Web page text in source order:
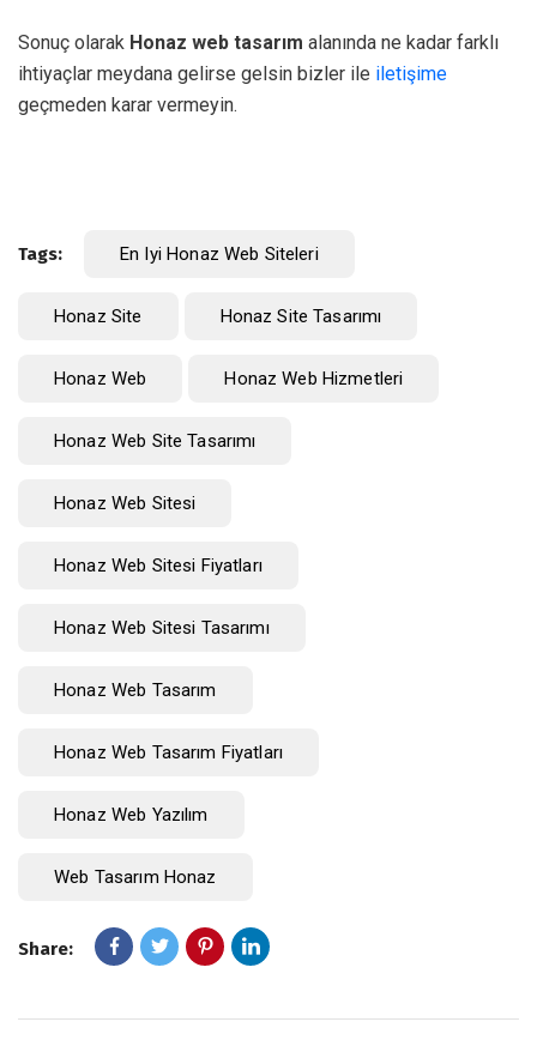
Sonuç olarak Honaz web tasarım alanında ne kadar farklı
ihtiyaçlar meydana gelirse gelsin bizler ile iletişime
geçmeden karar vermeyin.
Tags: En Iyi Honaz Web Siteleri
Honaz Site Honaz Site Tasarımı
Honaz Web Honaz Web Hizmetleri
Honaz Web Site Tasarımı
Honaz Web Sitesi
Honaz Web Sitesi Fiyatları
Honaz Web Sitesi Tasarımı
Honaz Web Tasarım
Honaz Web Tasarım Fiyatları
Honaz Web Yazılım
Web Tasarım Honaz
Share: